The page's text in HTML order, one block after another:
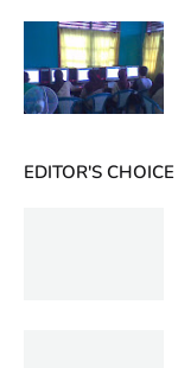
EDITOR'S CHOICE